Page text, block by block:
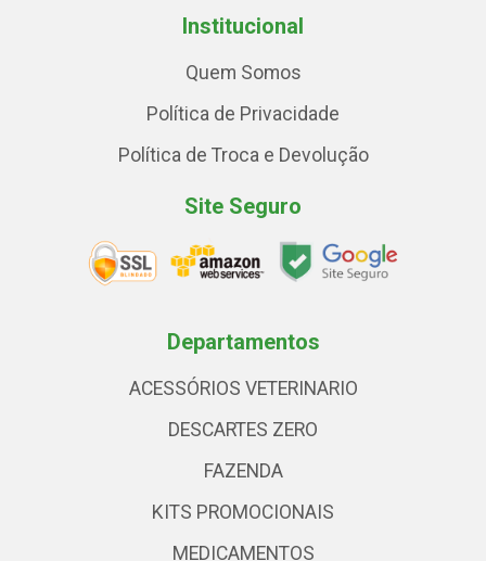
Institucional
Quem Somos
Política de Privacidade
Política de Troca e Devolução
Site Seguro
Departamentos
ACESSÓRIOS VETERINARIO
DESCARTES ZERO
FAZENDA
KITS PROMOCIONAIS
MEDICAMENTOS